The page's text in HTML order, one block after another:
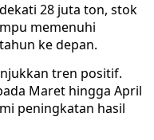
28 juta ton, stok
memenuhi
ke depan.
tren positif.
Maret hingga April
peningkatan hasil